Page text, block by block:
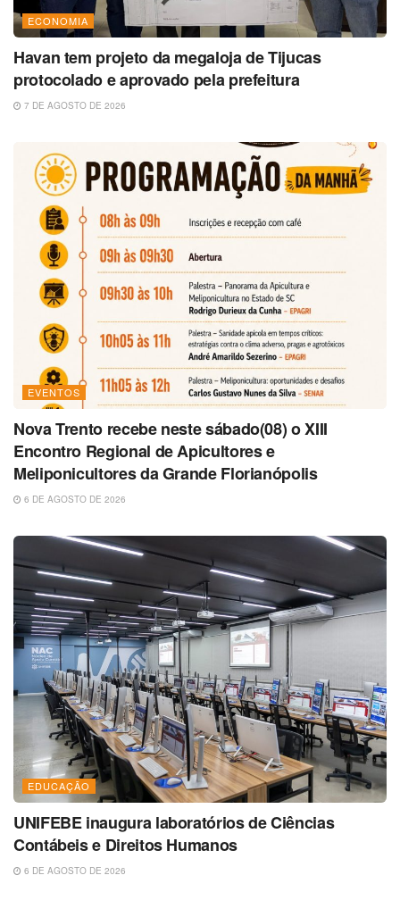
ECONOMIA
Havan tem projeto da megaloja de Tijucas
protocolado e aprovado pela prefeitura
7 DE AGOSTO DE 2026
EVENTOS
Nova Trento recebe neste sábado(08) o XIII
Encontro Regional de Apicultores e
Meliponicultores da Grande Florianópolis
6 DE AGOSTO DE 2026
EDUCAÇÃO
UNIFEBE inaugura laboratórios de Ciências
Contábeis e Direitos Humanos
6 DE AGOSTO DE 2026